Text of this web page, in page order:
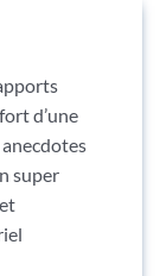
d’une
super